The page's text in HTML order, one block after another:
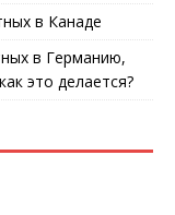
в Канаде
в Германию,
это делается?